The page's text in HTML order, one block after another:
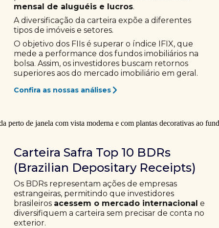
mensal de aluguéis e lucros.
A diversificação da carteira expõe a diferentes
tipos de imóveis e setores.
O objetivo dos FIIs é superar o índice IFIX, que
mede a performance dos fundos imobiliários na
bolsa. Assim, os investidores buscam retornos
superiores aos do mercado imobiliário em geral.
Confira as nossas análises
Carteira Safra Top 10 BDRs
(Brazilian Depositary Receipts)
Os BDRs representam ações de empresas
estrangeiras, permitindo que investidores
brasileiros acessem o mercado internacional e
diversifiquem a carteira sem precisar de conta no
exterior.